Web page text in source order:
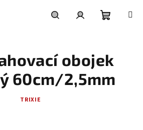
košík
obojek
60cm/2,5mm
TRIXIE